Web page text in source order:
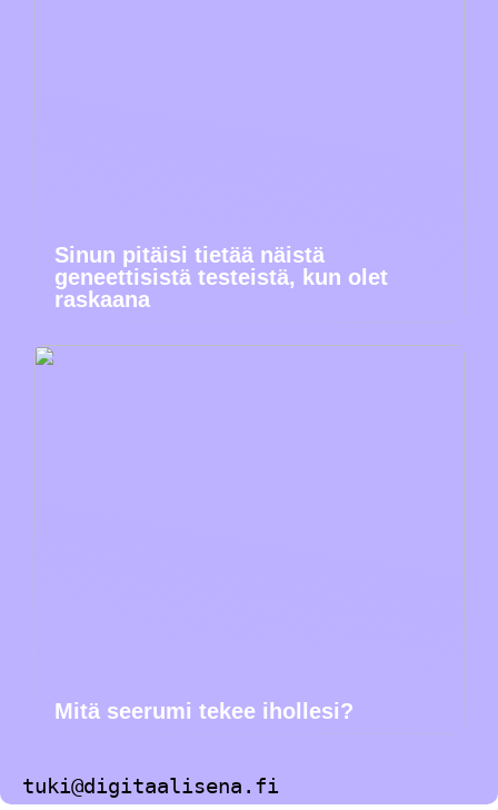
Sinun pitäisi tietää näistä
geneettisistä testeistä, kun olet
raskaana
Mitä seerumi tekee ihollesi?
tuki@digitaalisena.fi